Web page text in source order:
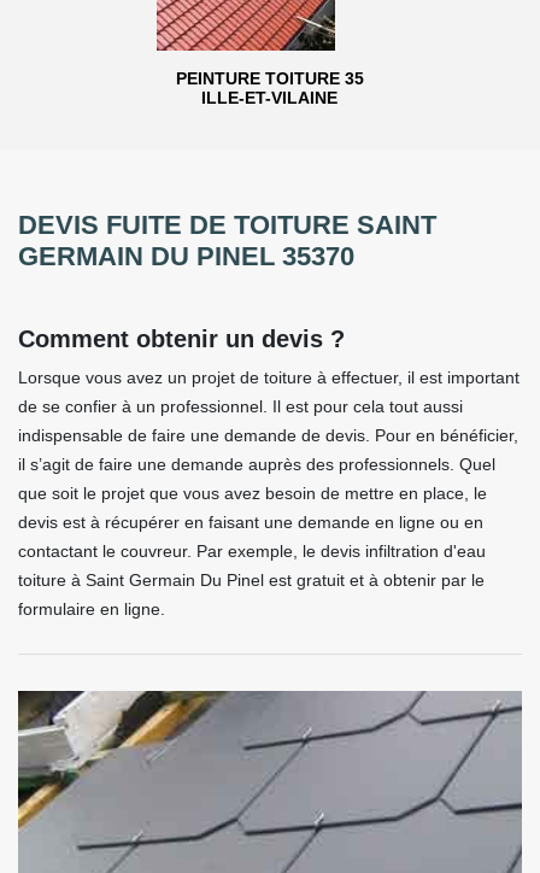
PEINTURE TOITURE 35
ILLE-ET-VILAINE
DEVIS FUITE DE TOITURE SAINT
GERMAIN DU PINEL 35370
Comment obtenir un devis ?
Lorsque vous avez un projet de toiture à effectuer, il est important
de se confier à un professionnel. Il est pour cela tout aussi
indispensable de faire une demande de devis. Pour en bénéficier,
il s’agit de faire une demande auprès des professionnels. Quel
que soit le projet que vous avez besoin de mettre en place, le
devis est à récupérer en faisant une demande en ligne ou en
contactant le couvreur. Par exemple, le devis infiltration d'eau
toiture à Saint Germain Du Pinel est gratuit et à obtenir par le
formulaire en ligne.